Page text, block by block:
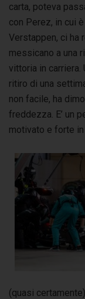
carta, poteva
con Perez, in cui
Verstappen, ci ha
messicano a una
vittoria in carriera.
ritiro di una
non facile, ha
freddezza. E’ un
motivato e forte
(quasi